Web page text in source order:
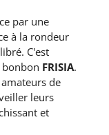
par une
à la rondeur
C'est
bonbon FRISIA.
de
leurs
et